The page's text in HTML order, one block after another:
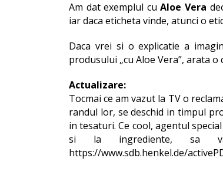
Am dat exemplul cuAloe Vera
iar daca eticheta vinde, atunci o
Daca vrei si o explicatie a
produsului „cu Aloe Vera”, arata o
Actualizare:
Tocmai ce am vazut la TV o
randul lor, se deschid in timpul
in tesaturi. Ce cool, agentul
si la ingrediente, sa
https://www.sdb.henkel.de/